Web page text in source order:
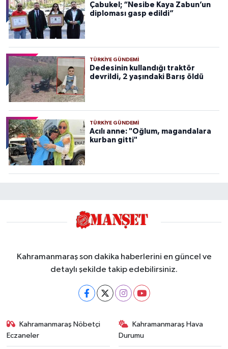
Çabukel; “Nesibe Kaya Zabun’un
diploması gasp edildi”
TÜRKIYE GÜNDEMI
Dedesinin kullandığı traktör
devrildi, 2 yaşındaki Barış öldü
TÜRKIYE GÜNDEMI
Acılı anne: "Oğlum, magandalara
kurban gitti"
Kahramanmaraş son dakika haberlerini en güncel ve
detaylı şekilde takip edebilirsiniz.
Kahramanmaraş Nöbetçi
Eczaneler
Kahramanmaraş Hava
Durumu